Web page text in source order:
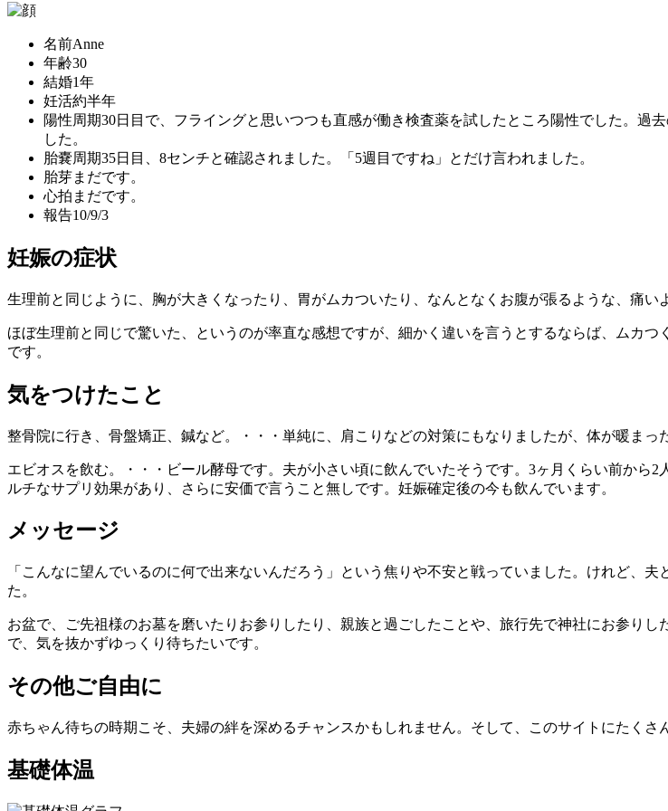
名前Anne
年齢30
結婚1年
妊活約半年
陽性周期30日目で、フライングと思いつつも直感が働き検査薬を試したところ陽性でした。過
した。
胎嚢周期35日目、8センチと確認されました。「5週目ですね」とだけ言われました。
胎芽まだです。
心拍 まだです。
報告10/9/3
妊娠の症状
生理前と同じように、胸が大きくなったり、胃がムカついたり、なんとなくお腹が張るような、痛い
ほぼ生理前と同じで驚いた、というのが率直な感想ですが、細かく違いを言うとするならば、ムカ
です。
気をつけたこと
整骨院に行き、骨盤矯正、鍼など。・・・単純に、肩こりなどの対策にもなりましたが、体が暖まっ
エビオスを飲む。・・・ビール酵母です。夫が小さい頃に飲んでいたそうです。3ヶ月くらい前から
ルチなサプリ効果があり、さらに安価で言うこと無しです。妊娠確定後の今も飲んでいます。
メッセージ
「こんなに望んでいるのに何で出来ないんだろう」という焦りや不安と戦っていました。けれど、
た。
お盆で、ご先祖様のお墓を磨いたりお参りしたり、親族と過ごしたことや、旅行先で神社にお参り
で、気を抜かずゆっくり待ちたいです。
その他ご自由に
赤ちゃん待ちの時期こそ、夫婦の絆を深めるチャンスかもしれません。そして、このサイトにたく
基礎体温